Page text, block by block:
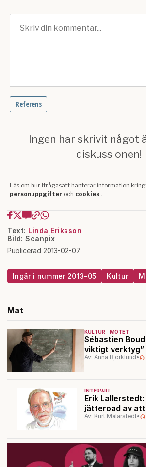
Text: Linda Eriksson
Bild: Scanpix
Publicerad 2013-02-07
Ingår i nummer 2013-05 Kultur
Mat
KULTUR MÖTET
Sébastien
viktigt verktyg”
Av: Anna Björklund•
INTERVJU
Erik
jätteroad av att
Av: Kurt Mälarstedt•